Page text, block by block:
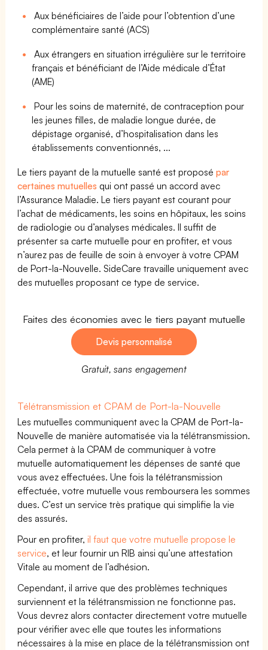
Aux bénéficiaires de l’aide pour l’obtention d’une
complémentaire santé (ACS)
Aux étrangers en situation irrégulière sur le territoire
français et bénéficiant de l’Aide médicale d’État
(AME)
Pour les soins de maternité, de contraception pour
les jeunes filles, de maladie longue durée, de
dépistage organisé, d’hospitalisation dans les
établissements conventionnés, ...
Le tiers payant de la mutuelle santé est proposépar
certaines mutuelles qui ont passé un accord avec
l’Assurance Maladie. Le tiers payant est courant pour
l’achat de médicaments, les soins en hôpitaux, les soins
de radiologie ou d’analyses médicales. Il suffit de
présenter sa carte mutuelle pour en profiter, et vous
n’aurez pas de feuille de soin à envoyer à votre CPAM
de Port-la-Nouvelle. SideCare travaille uniquement avec
des mutuelles proposant ce type de service.
Faites des économies avec le tiers payant mutuelle
Devis personnalisé
Gratuit, sans engagement
Télétransmission et CPAM de Port-la-Nouvelle
Les mutuelles communiquent avec la CPAM de Port-la-
Nouvelle de manière automatisée via la télétransmission.
Cela permet à la CPAM de communiquer à votre
mutuelle automatiquement les dépenses de santé que
vous avez effectuées. Une fois la télétransmission
effectuée, votre mutuelle vous remboursera les sommes
dues. C’est un service très pratique qui simplifie la vie
des assurés.
Pour en profiter,il faut que votre mutuelle propose le
service, et leur fournir un RIB ainsi qu’une attestation
Vitale au moment de l’adhésion.
Cependant, il arrive que des problèmes techniques
surviennent et la télétransmission ne fonctionne pas.
Vous devrez alors contacter directement votre mutuelle
pour vérifier avec elle que toutes les informations
nécessaires à la mise en place de la télétransmission ont